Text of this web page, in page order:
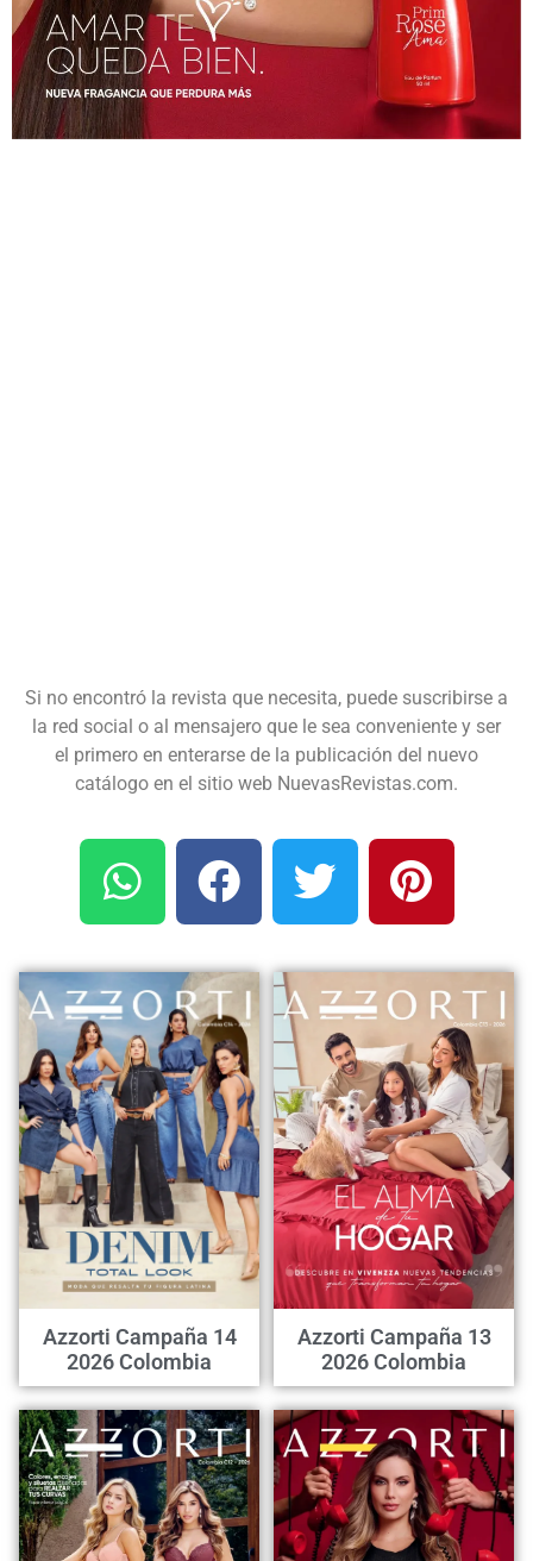
Si no encontró la revista que necesita, puede suscribirse a
la red social o al mensajero que le sea conveniente y ser
el primero en enterarse de la publicación del nuevo
catálogo en el sitio web NuevasRevistas.com.
Azzorti Campaña 14
2026 Colombia
Azzorti Campaña 13
2026 Colombia